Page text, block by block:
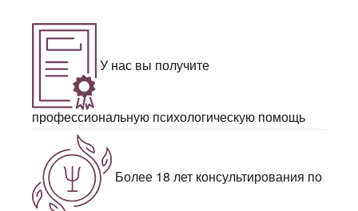
У нас вы получите
профессиональную психологическую помощь
Более 18 лет консультирования по